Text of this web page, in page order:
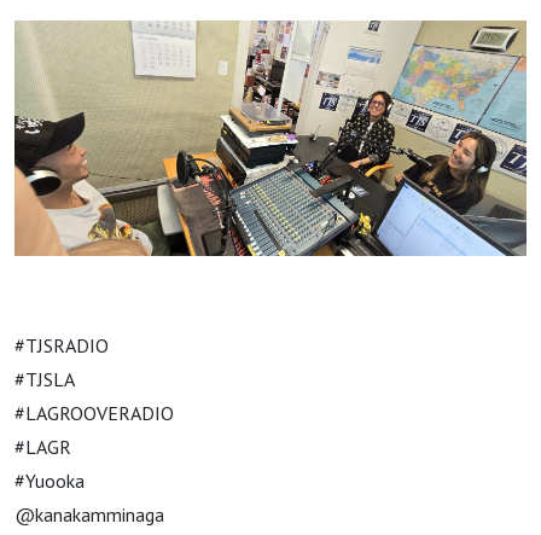
#TJSRADIO
#TJSLA
#LAGROOVERADIO
#LAGR
#Yuooka
@kanakamminaga